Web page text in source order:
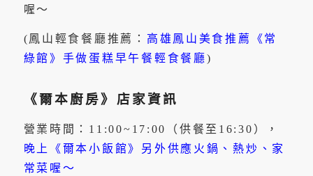
喔～
(鳳山輕食餐廳推薦： 高雄鳳山美食推薦《常
綠館》手做蛋糕早午餐輕食餐廳)
《爾本廚房》店家資訊
營業時間：11:00~17:00（供餐至16:30），
晚上《爾本小飯館》另外供應火鍋、熱炒、家
常菜喔～